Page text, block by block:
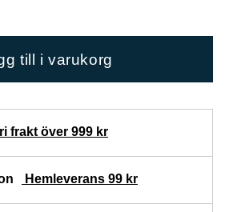
till i varukorg
frakt över 999 kr
Hemleverans 99 kr